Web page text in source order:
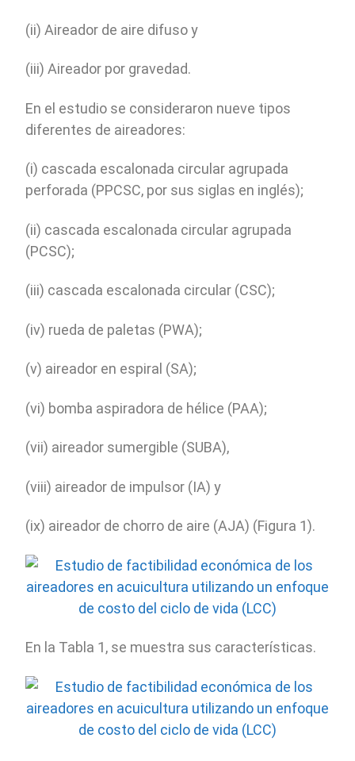
(ii) Aireador de aire difuso y
(iii) Aireador por gravedad.
En el estudio se consideraron nueve tipos
diferentes de aireadores:
(i) cascada escalonada circular agrupada
perforada (PPCSC, por sus siglas en inglés);
(ii) cascada escalonada circular agrupada
(PCSC);
(iii) cascada escalonada circular (CSC);
(iv) rueda de paletas (PWA);
(v) aireador en espiral (SA);
(vi) bomba aspiradora de hélice (PAA);
(vii) aireador sumergible (SUBA),
(viii) aireador de impulsor (IA) y
(ix) aireador de chorro de aire (AJA) (Figura 1).
En la Tabla 1, se muestra sus características.